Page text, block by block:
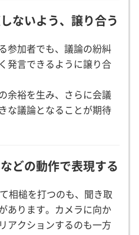
ないよう、譲り合う
参加者でも、議論の紛糾
発言できるように譲り合
余裕を生み、さらに会議
な議論となることが期待
どの動作で表現する
相槌を打つのも、聞き取
あります。カメラに向か
アクションするのも一方